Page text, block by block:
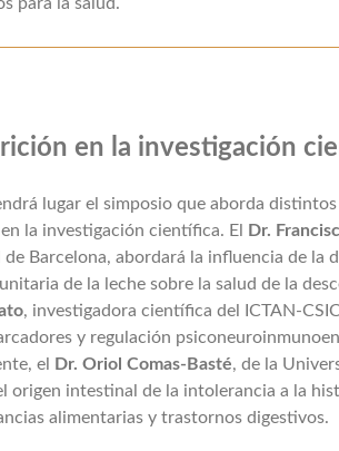
en la investigación
lugar el simposio que aborda
la investigación científica. El
Dr.
Barcelona, abordará la influencia de la
de la leche sobre la salud de la
, investigadora científica del ICTAN-
y regulación
el
Dr. Oriol Comas-Basté, de la
origen intestinal de la intolerancia a la
alimentarias y trastornos digestivos.